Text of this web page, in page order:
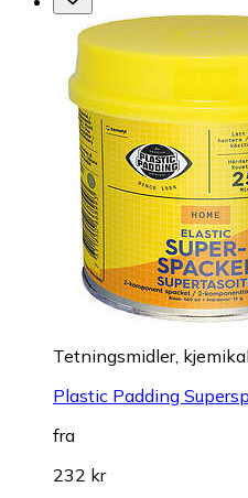
Tetningsmidler,
Plastic Padding
fra
232 kr